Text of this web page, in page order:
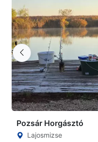
Pozsár Horgásztó
Lajosmizse